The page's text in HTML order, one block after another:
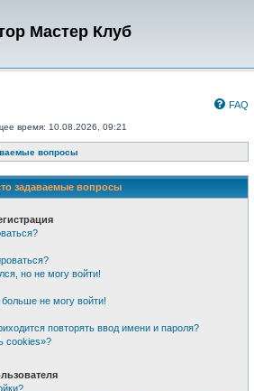
Мастер Клуб
FAQ
время: 10.08.2026, 09:21
вопросы
задаваемые вопросы
но не могу войти!
не могу войти!
повторять ввод имени и пароля?
cookies»?